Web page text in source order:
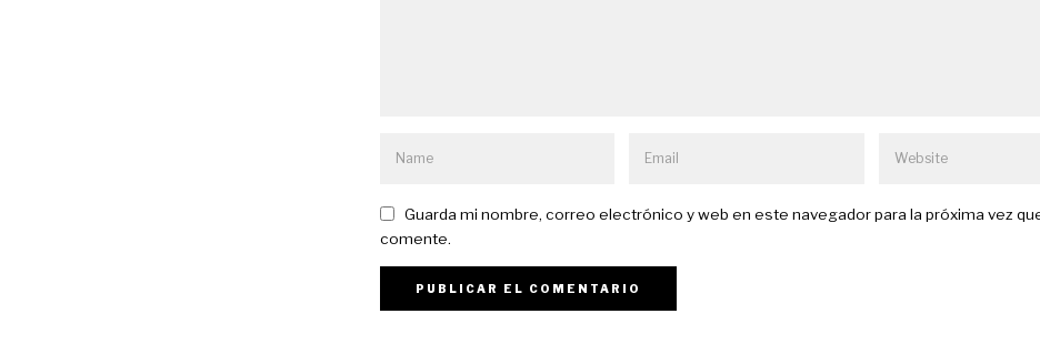
Guarda mi nombre, correo electrónico y web en este navegador para la próxima vez
comente.